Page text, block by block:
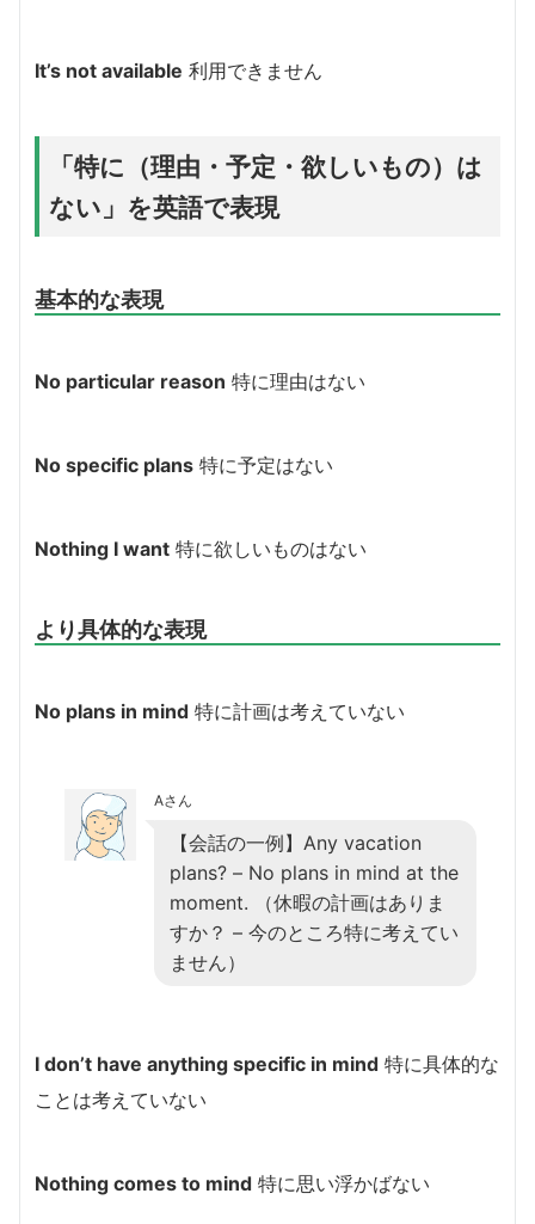
It’s not available 利用できません
「特に（理由・予定・欲しいもの）は
ない」を英語で表現
基本的な表現
No particular reason 特に理由はない
No specific plans 特に予定はない
Nothing I want 特に欲しいものはない
より具体的な表現
No plans in mind 特に計画は考えていない
Aさん
【会話の一例】Any vacation
plans? – No plans in mind at the
moment. （休暇の計画はありま
すか？ – 今のところ特に考えてい
ません）
I don’t have anything specific in mind 特に具体的な
ことは考えていない
Nothing comes to mind 特に思い浮かばない